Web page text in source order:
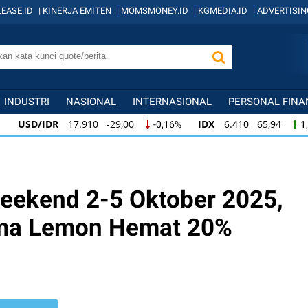
| KINERJA EMITEN | MOMSMONEY.ID | KGMEDIA.ID |
INDUSTRI NASIONAL INTERNASIONAL PERSONAL
IDR 17.910 -29,00 -0,16% IDX 6.410 65,94 1,04%
IDR 17.910 -29,00 -0,16% IDX 6.410 65,94 1,04%
2-5 Oktober 2025,
Lemon Hemat 20%